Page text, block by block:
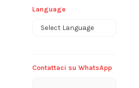
Language
Contattaci su WhatsApp